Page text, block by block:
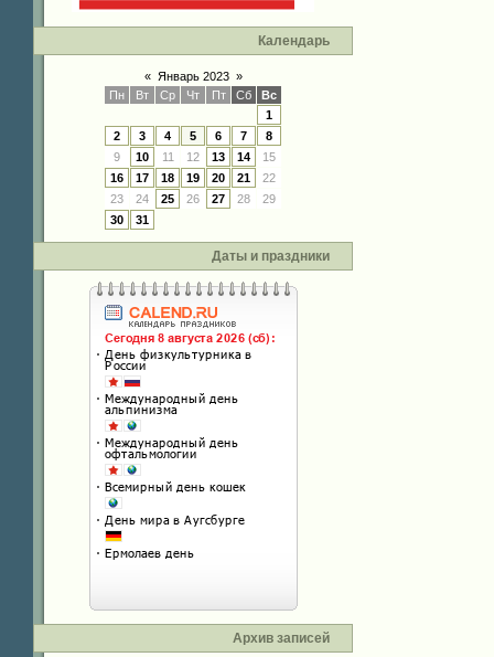
Календарь
« Январь 2023 »
Пн
Вт Ср Чт Пт Сб
Вс
1
2
3 4 5 6 7
8
9
10 11 12 13 14
15
16
17 18 19 20 21
22
23
24 25 26 27 28
29
30
31
Даты и праздники
Архив записей